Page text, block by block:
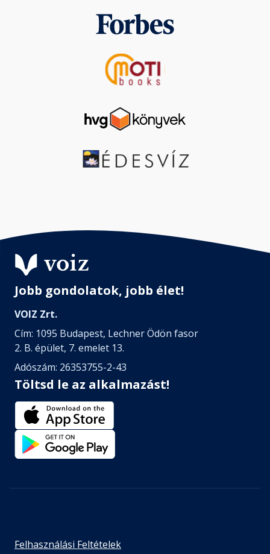
Jobb gondolatok, jobb élet!
VOIZ Zrt.
Cím: 1095 Budapest, Lechner Ödön fasor
2. B. épület, 7. emelet 13.
Adószám: 26353755-2-43
Töltsd le az alkalmazást!
Felhasználási Feltételek